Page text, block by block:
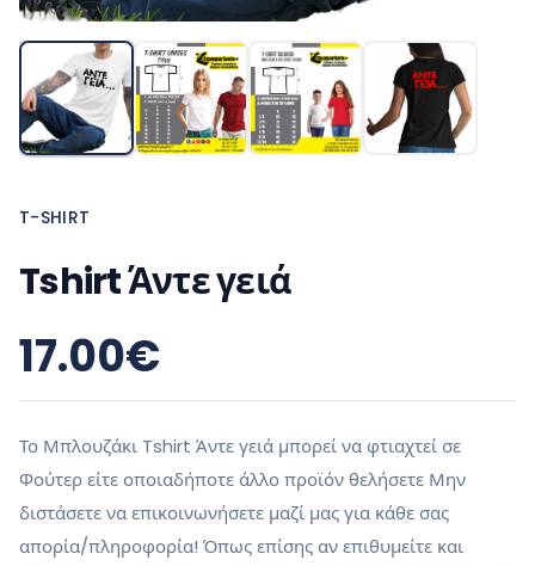
T-SHIRT
Tshirt Άντε γειά
17.00€
Το Μπλουζάκι Tshirt Άντε γειά μπορεί να φτιαχτεί σε
Φούτερ είτε οποιαδήποτε άλλο προϊόν θελήσετε Μην
διστάσετε να επικοινωνήσετε μαζί μας για κάθε σας
απορία/πληροφορία! Όπως επίσης αν επιθυμείτε και